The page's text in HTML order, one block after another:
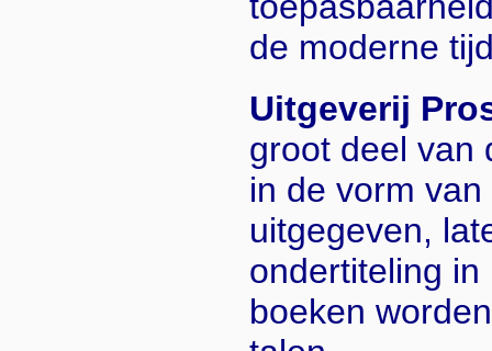
de moderne
Uitgeverij
groot deel van
in de vorm
uitgegeven,
ondertiteling
boeken